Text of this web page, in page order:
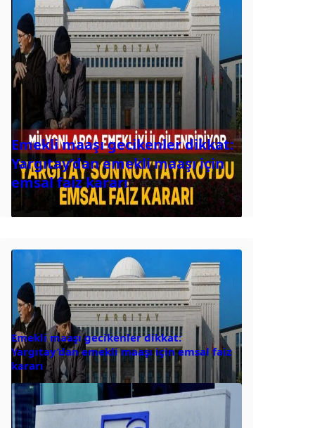
Emekli maaşı gecikenler dikkat:
Yargıtay’dan emekli maaşı için
emsal faiz kararı
Emekli maaşı gecikenler dikkat:
Yargıtay’dan emekli maaşı için emsal faiz
kararı